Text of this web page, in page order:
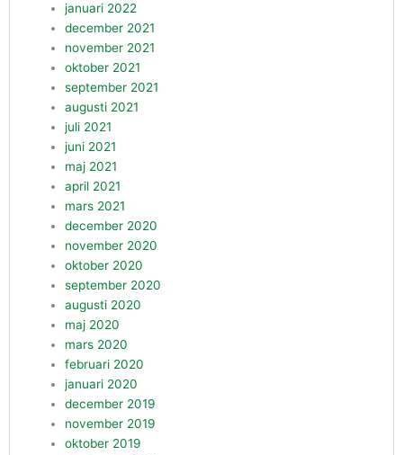
januari 2022
december 2021
november 2021
oktober 2021
september 2021
augusti 2021
juli 2021
juni 2021
maj 2021
april 2021
mars 2021
december 2020
november 2020
oktober 2020
september 2020
augusti 2020
maj 2020
mars 2020
februari 2020
januari 2020
december 2019
november 2019
oktober 2019